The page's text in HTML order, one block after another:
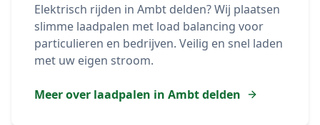
Elektrisch rijden in Ambt delden? Wij plaatsen
slimme laadpalen met load balancing voor
particulieren en bedrijven. Veilig en snel laden
met uw eigen stroom.
Meer over laadpalen in Ambt delden